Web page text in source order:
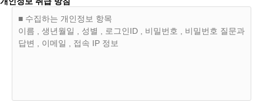
제2조 (인디사이드 이용자의 정의)
(1) '인디사이드'는 각종 서비스(이하 '서비스')를 '인디사이
드'에 정상적으로 가입을한 회원(이하 '이용자')들에게 제공합
■ 수집하는 개인정보 항목
이름 , 생년월일 , 성별 , 로그인ID , 비밀번호 , 비밀번호 질문과
답변 , 이메일 , 접속 IP 정보